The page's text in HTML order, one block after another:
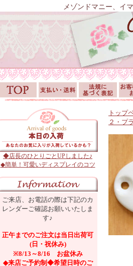
メゾンドマニー、イ
◆店長のひとりごとUPしました♪
◆簡単！可愛いディスプレイのコツ
ご来店、お電話の際は下記のカ
レンダーご確認お願いいたしま
す♪
正午までのご注文は当日出荷可
(日・祝休み)
※8/13～8/16 お盆休み
◆来店ご予約制◆希望日時のご
トップ
２・プ